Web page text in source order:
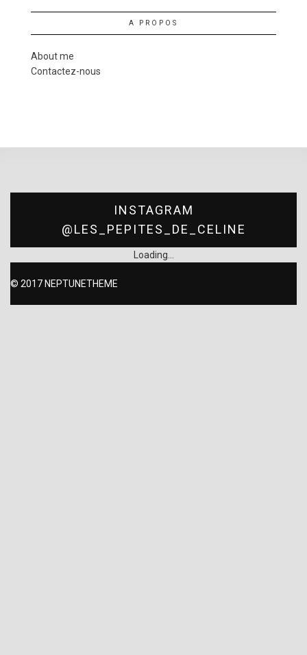
A PROPOS
About me
Contactez-nous
INSTAGRAM
@LES_PEPITES_DE_CELINE
Loading...
© 2017 NEPTUNETHEME